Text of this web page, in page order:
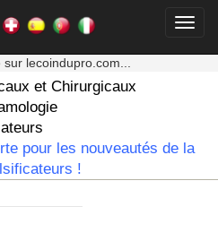
lecoindupro.com...
et Chirurgicaux
pour les nouveautés de la
!